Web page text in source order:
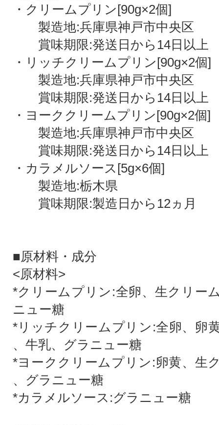
・クリームプリン[90g×2個]
製造地:兵庫県神戸市中央区
賞味期限:発送日から14日以上
・リッチクリームプリン[90g×2個]
製造地:兵庫県神戸市中央区
賞味期限:発送日から14日以上
・ヨーククリームプリン[90g×2個]
製造地:兵庫県神戸市中央区
賞味期限:発送日から14日以上
・カラメルソース[5g×6個]
製造地:栃木県
賞味期限:製造日から12ヵ月
■原材料・成分
<原材料>
*クリームプリン:全卵、生クリー
ニュー糖
*リッチクリームプリン:全卵、卵
、牛乳、グラニュー糖
*ヨーククリームプリン:卵黄、生
、グラニュー糖
*カラメルソース:グラニュー糖